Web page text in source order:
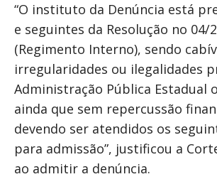
“O instituto da Denúncia está
e seguintes da Resolução no 04/
(Regimento Interno), sendo
irregularidades ou ilegalidades
Administração Pública Estadual
ainda que sem repercussão
devendo ser atendidos os
para admissão”, justificou a
ao admitir a denúncia.